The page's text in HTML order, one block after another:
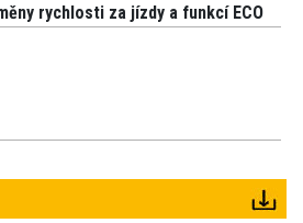
rychlosti za jízdy a funkcí ECO